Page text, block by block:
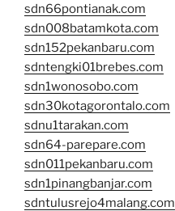
sdn66pontianak.com
sdn008batamkota.com
sdn152pekanbaru.com
sdntengki01brebes.com
sdn1wonosobo.com
sdn30kotagorontalo.com
sdnu1tarakan.com
sdn64-parepare.com
sdn011pekanbaru.com
sdn1pinangbanjar.com
sdntulusrejo4malang.com